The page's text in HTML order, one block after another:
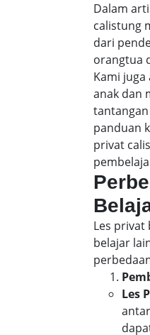
Dalam
calistung
dari
orangtua
Kami
anak dan
panduan
privat
Les
belajar
Les